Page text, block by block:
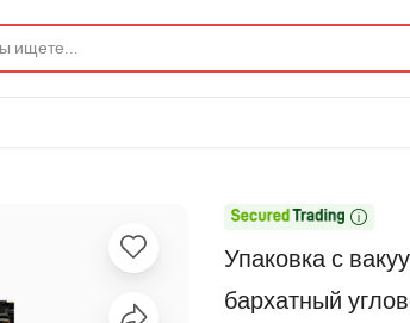

Упаковка с
бархатный